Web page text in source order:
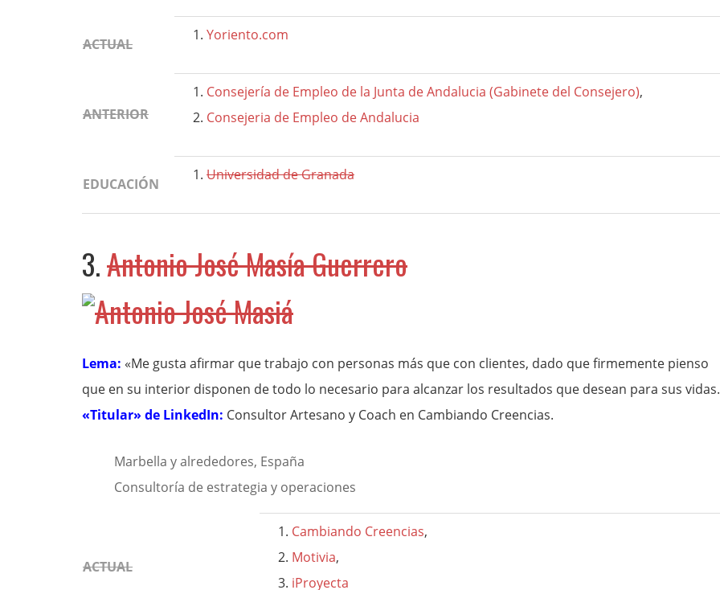
ACTUAL
Yoriento.com
ANTERIOR
Consejería de Empleo de la Junta de Andalucia (Gabinete del Consejero),
Consejeria de Empleo de Andalucia
EDUCACIÓN
Universidad de Granada
3.Antonio José Masía Guerrero
Lema: «Me gusta afirmar que trabajo con personas más que con clientes, dado que firmemente pienso
que en su interior disponen de todo lo necesario para alcanzar los resultados que desean para sus
«Titular» de LinkedIn: Consultor Artesano y Coach en Cambiando Creencias.
Marbella y alrededores, España
Consultoría de estrategia y operaciones
ACTUAL
Cambiando Creencias,
Motivia,
iProyecta